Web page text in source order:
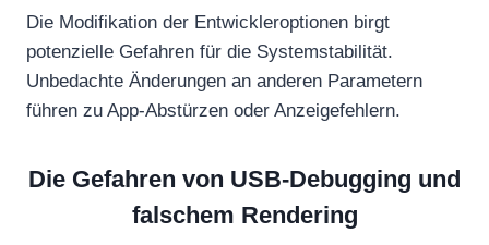
Die Modifikation der Entwickleroptionen birgt
potenzielle Gefahren für die Systemstabilität.
Unbedachte Änderungen an anderen Parametern
führen zu App-Abstürzen oder Anzeigefehlern.
Die Gefahren von USB-Debugging und
falschem Rendering